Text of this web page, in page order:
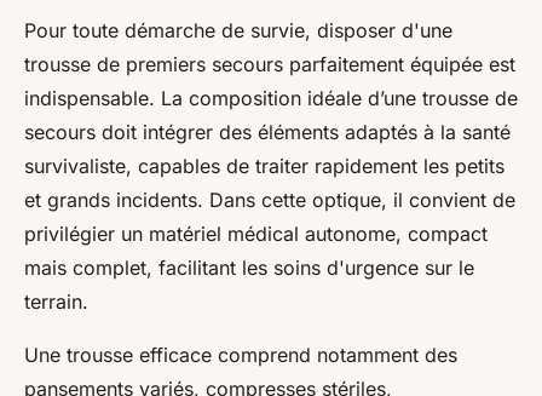
Pour toute démarche de survie, disposer d'une
trousse de premiers secours parfaitement équipée est
indispensable. La composition idéale d’une trousse de
secours doit intégrer des éléments adaptés à la santé
survivaliste, capables de traiter rapidement les petits
et grands incidents. Dans cette optique, il convient de
privilégier un matériel médical autonome, compact
mais complet, facilitant les soins d'urgence sur le
terrain.
Une trousse efficace comprend notamment des
pansements variés, compresses stériles,